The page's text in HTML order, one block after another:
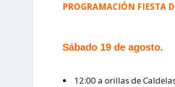
PROGRAMACIÓN FIESTA
Sábado 19 de agosto.
12:00 a orillas de